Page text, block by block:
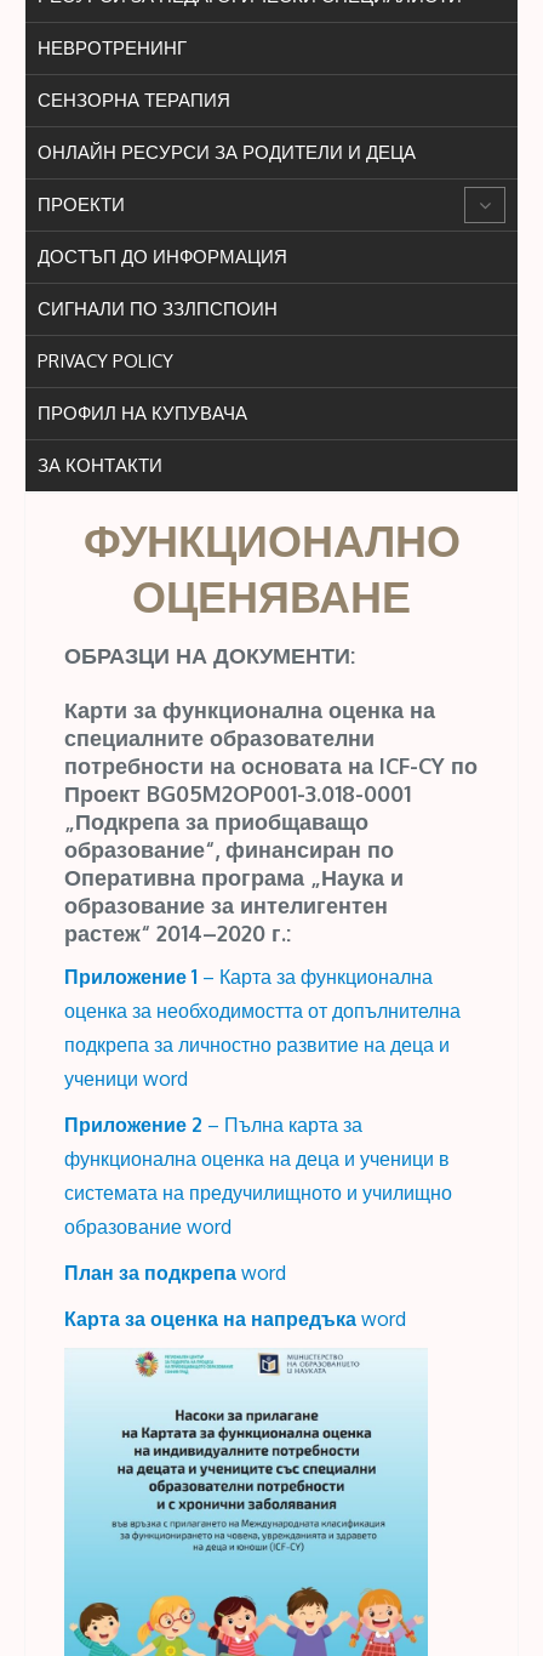
НЕВРОТРЕНИНГ
СЕНЗОРНА ТЕРАПИЯ
ОНЛАЙН РЕСУРСИ ЗА РОДИТЕЛИ И ДЕЦА
ПРОЕКТИ
ДОСТЪП ДО ИНФОРМАЦИЯ
СИГНАЛИ ПО ЗЗЛПСПОИН
PRIVACY POLICY
ПРОФИЛ НА КУПУВАЧА
ЗА КОНТАКТИ
ФУНКЦИОНАЛНО
ОЦЕНЯВАНЕ
ОБРАЗЦИ НА ДОКУМЕНТИ:
Карти за функционална оценка на
специалните образователни
потребности на основата на ICF-CY по
Проект BG05M2OP001-3.018-0001
„Подкрепа за приобщаващо
образование“, финансиран по
Оперативна програма „Наука и
образование за интелигентен
растеж“ 2014–2020 г.:
Приложение 1 – Карта за функционална
оценка за необходимостта от допълнителна
подкрепа за личностно развитие на деца и
ученици word
Приложение 2 – Пълна карта за
функционална оценка на деца и ученици в
системата на предучилищното и училищно
образование word
План за подкрепа word
Карта за оценка на напредъка word